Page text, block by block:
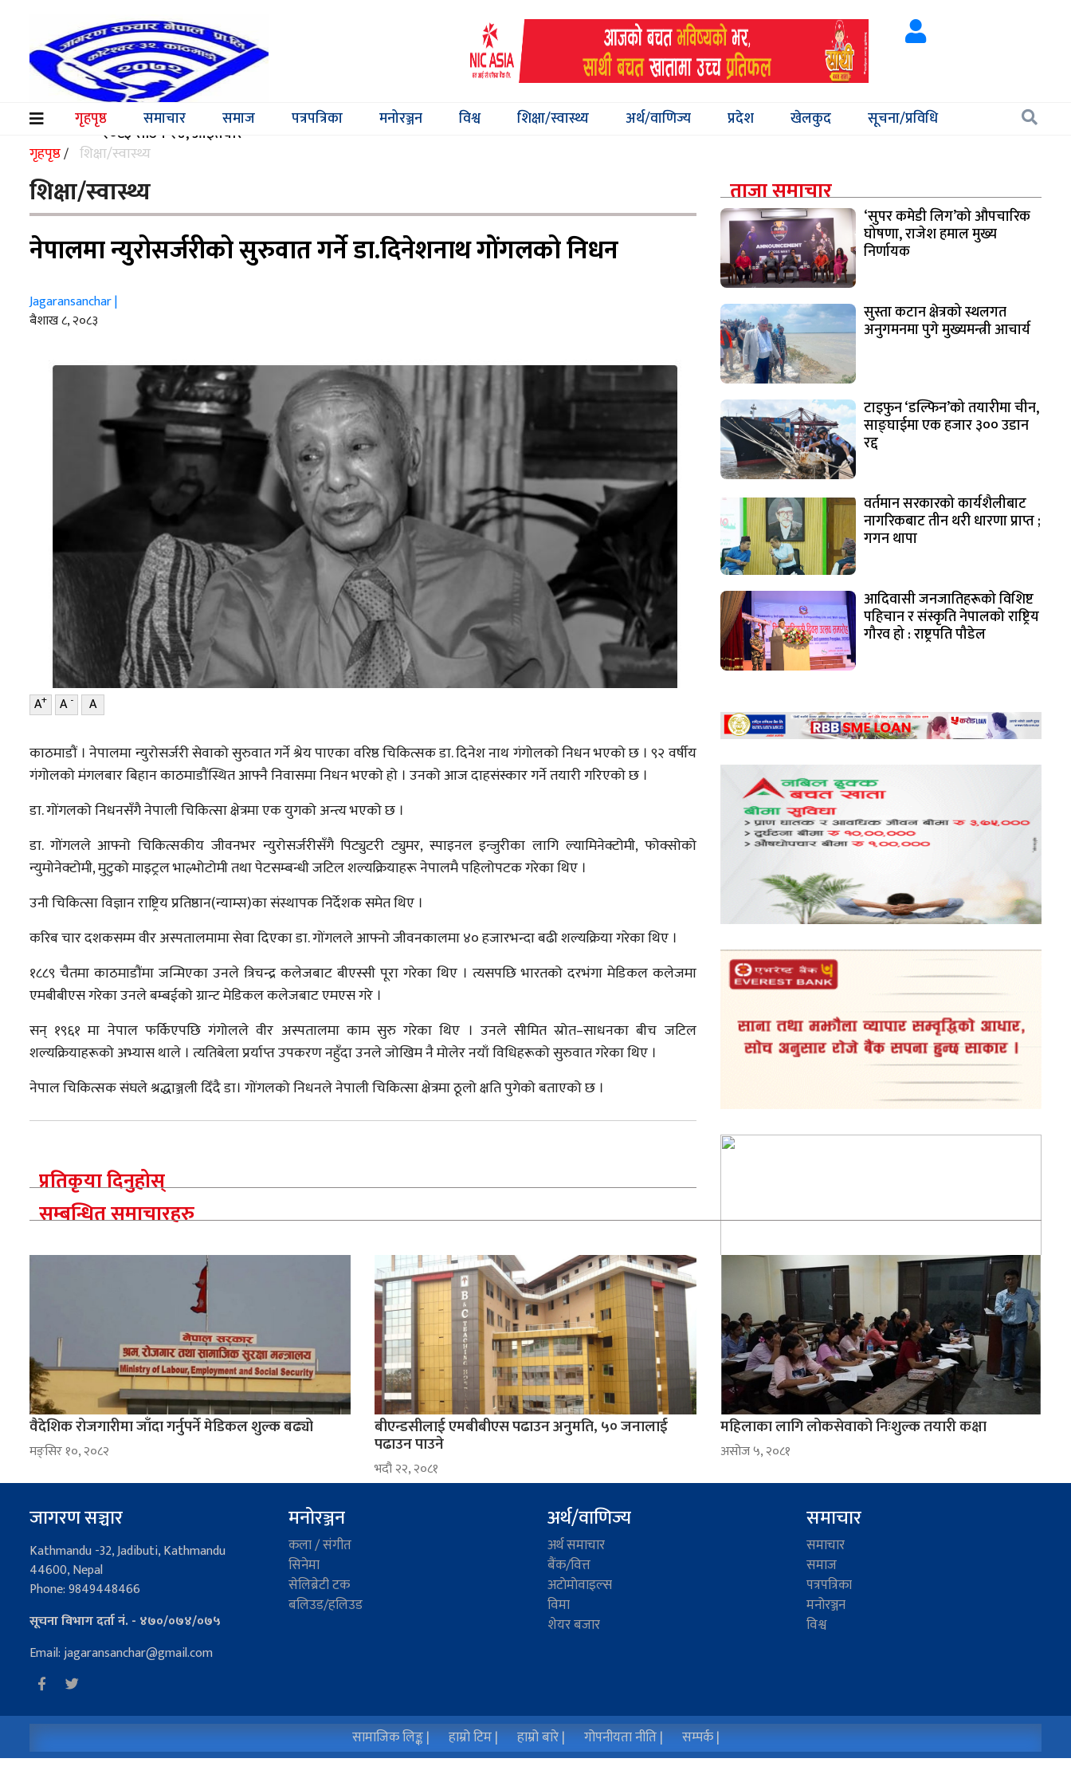
२०८३ साउन २४, आईतबार
गृहपृष्ठ
(current) समाचार समाज पत्रपत्रिका मनोरञ्जन विश्व शिक्षा/स्वास्थ्य अर्थ/वाणिज्य प्रदेश खेलकुद सूचना/प्रविधि
समाचार
समाज
पत्रपत्रिका
मनोरञ्जन
विश्व
स्वास्थ्य
वाणिज्य
सम्पादकीय
सूचना/
प्रविधि
पर्यटन
जागरण
गृहपृष्ठ/ शिक्षा/स्वास्थ्य
शिक्षा/स्वास्थ्य
नेपालमा न्युरोसर्जरीको सुरुवात गर्ने डा.दिनेशनाथ गोंगलको निधन
Jagaransanchar |
ब‌ैशाख ८, २०८३
A+ A- A
काठमाडौं । नेपालमा न्युरोसर्जरी सेवाको सुरुवात गर्ने श्रेय पाएका वरिष्ठ चिकित्सक डा. दिनेश नाथ गंगोलको निधन भएको छ । ९२ वर्षीय
गंगोलको मंगलबार बिहान काठमाडौंस्थित आफ्नै निवासमा निधन भएको हो । उनको आज दाहसंस्कार गर्ने तयारी गरिएको छ ।
डा. गोंगलको निधनसँगै नेपाली चिकित्सा क्षेत्रमा एक युगको अन्त्य भएको छ ।
डा. गोंगलले आफ्नो चिकित्सकीय जीवनभर न्युरोसर्जरीसँगै पिट्युटरी ट्युमर, स्पाइनल इन्जुरीका लागि ल्यामिनेक्टोमी, फोक्सोको
न्युमोनेक्टोमी, मुटुको माइट्रल भाल्भोटोमी तथा पेटसम्बन्धी जटिल शल्यक्रियाहरू नेपालमै पहिलोपटक गरेका थिए ।
उनी चिकित्सा विज्ञान राष्ट्रिय प्रतिष्ठान(न्याम्स)का संस्थापक निर्देशक समेत थिए ।
करिब चार दशकसम्म वीर अस्पतालमामा सेवा दिएका डा. गोंगलले आफ्नो जीवनकालमा ४० हजारभन्दा बढी शल्यक्रिया गरेका थिए ।
१८८९ चैतमा काठमाडौंमा जन्मिएका उनले त्रिचन्द्र कलेजबाट बीएस्सी पूरा गरेका थिए । त्यसपछि भारतको दरभंगा मेडिकल कलेजमा
एमबीबीएस गरेका उनले बम्बईको ग्रान्ट मेडिकल कलेजबाट एमएस गरे ।
सन् १९६१ मा नेपाल फर्किएपछि गंगोलले वीर अस्पतालमा काम सुरु गरेका थिए । उनले सीमित स्रोत–साधनका बीच जटिल
शल्यक्रियाहरूको अभ्यास थाले । त्यतिबेला प्रर्याप्त उपकरण नहुँदा उनले जोखिम नै मोलेर नयाँ विधिहरूको सुरुवात गरेका थिए ।
नेपाल चिकित्सक संघले श्रद्धाञ्जली दिँदै डा। गोंगलको निधनले नेपाली चिकित्सा क्षेत्रमा ठूलो क्षति पुगेको बताएको छ ।
प्रतिकृया दिनुहोस्
ताजा समाचार
‘सुपर कमेडी लिग’को औपचारिक
घोषणा, राजेश हमाल मुख्य
निर्णायक
सुस्ता कटान क्षेत्रको स्थलगत
अनुगमनमा पुगे मुख्यमन्त्री आचार्य
टाइफुन ‘डल्फिन’को तयारीमा चीन,
साङ्घाईमा एक हजार ३०० उडान
रद्द
वर्तमान सरकारको कार्यशैलीबाट
नागरिकबाट तीन थरी धारणा प्राप्त ;
गगन थापा
आदिवासी जनजातिहरूको विशिष्ट
पहिचान र संस्कृति नेपालको राष्ट्रिय
गौरव हो : राष्ट्रपति पौडेल
सम्बन्धित समाचारहरु
वैदेशिक रोजगारीमा जाँदा गर्नुपर्ने मेडिकल शुल्क बढ्यो
मङ्सिर १०, २०८२
बीएन्डसीलाई एमबीबीएस पढाउन अनुमति, ५० जनालाई
पढाउन पाउने
भदौ २२, २०८१
महिलाका लागि लोकसेवाको निःशुल्क तयारी कक्षा
असोज ५, २०८१
जागरण सञ्चार
Kathmandu -32, Jadibuti, Kathmandu
44600, Nepal
Phone: 9849448466
सूचना विभाग दर्ता नं. - ४७०/०७४/०७५
Email: jagaransanchar@gmail.com
मनोरञ्जन
कला / संगीत
सिनेमा
सेलिब्रेटी टक
बलिउड/हलिउड
अर्थ/वाणिज्य
अर्थ समाचार
बैंक/वित्त
अटाेमाेवाइल्स
विमा
शेयर बजार
समाचार
समाचार
समाज
पत्रपत्रिका
मनोरञ्जन
विश्व
सामाजिक लिङ्क | हाम्रो टिम | हाम्रो बारे | गोपनीयता नीति | सम्पर्क |